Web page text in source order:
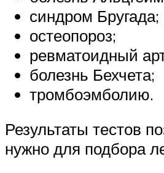
синдром Бругада;
остеопороз;
ревматоидный
болезнь Бехчета;
тромбоэмболию.
Результаты тестов
нужно для подбора